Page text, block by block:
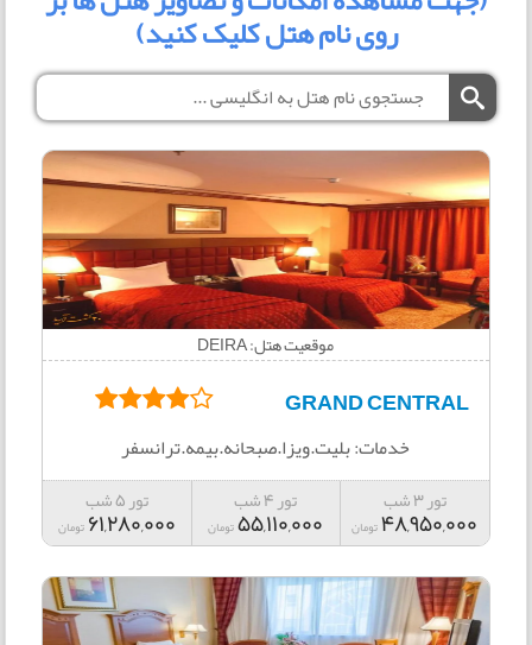
روی نام هتل کلیک کنید)
موقعیت هتل: DEIRA
GRAND CENTRAL
خدمات: بلیت.ویزا.صبحانه.بیمه.ترانسفر
تور 3 شب
48,950,000تومان
تور 4 شب
55,110,000تومان
تور 5 شب
61,280,000 تومان